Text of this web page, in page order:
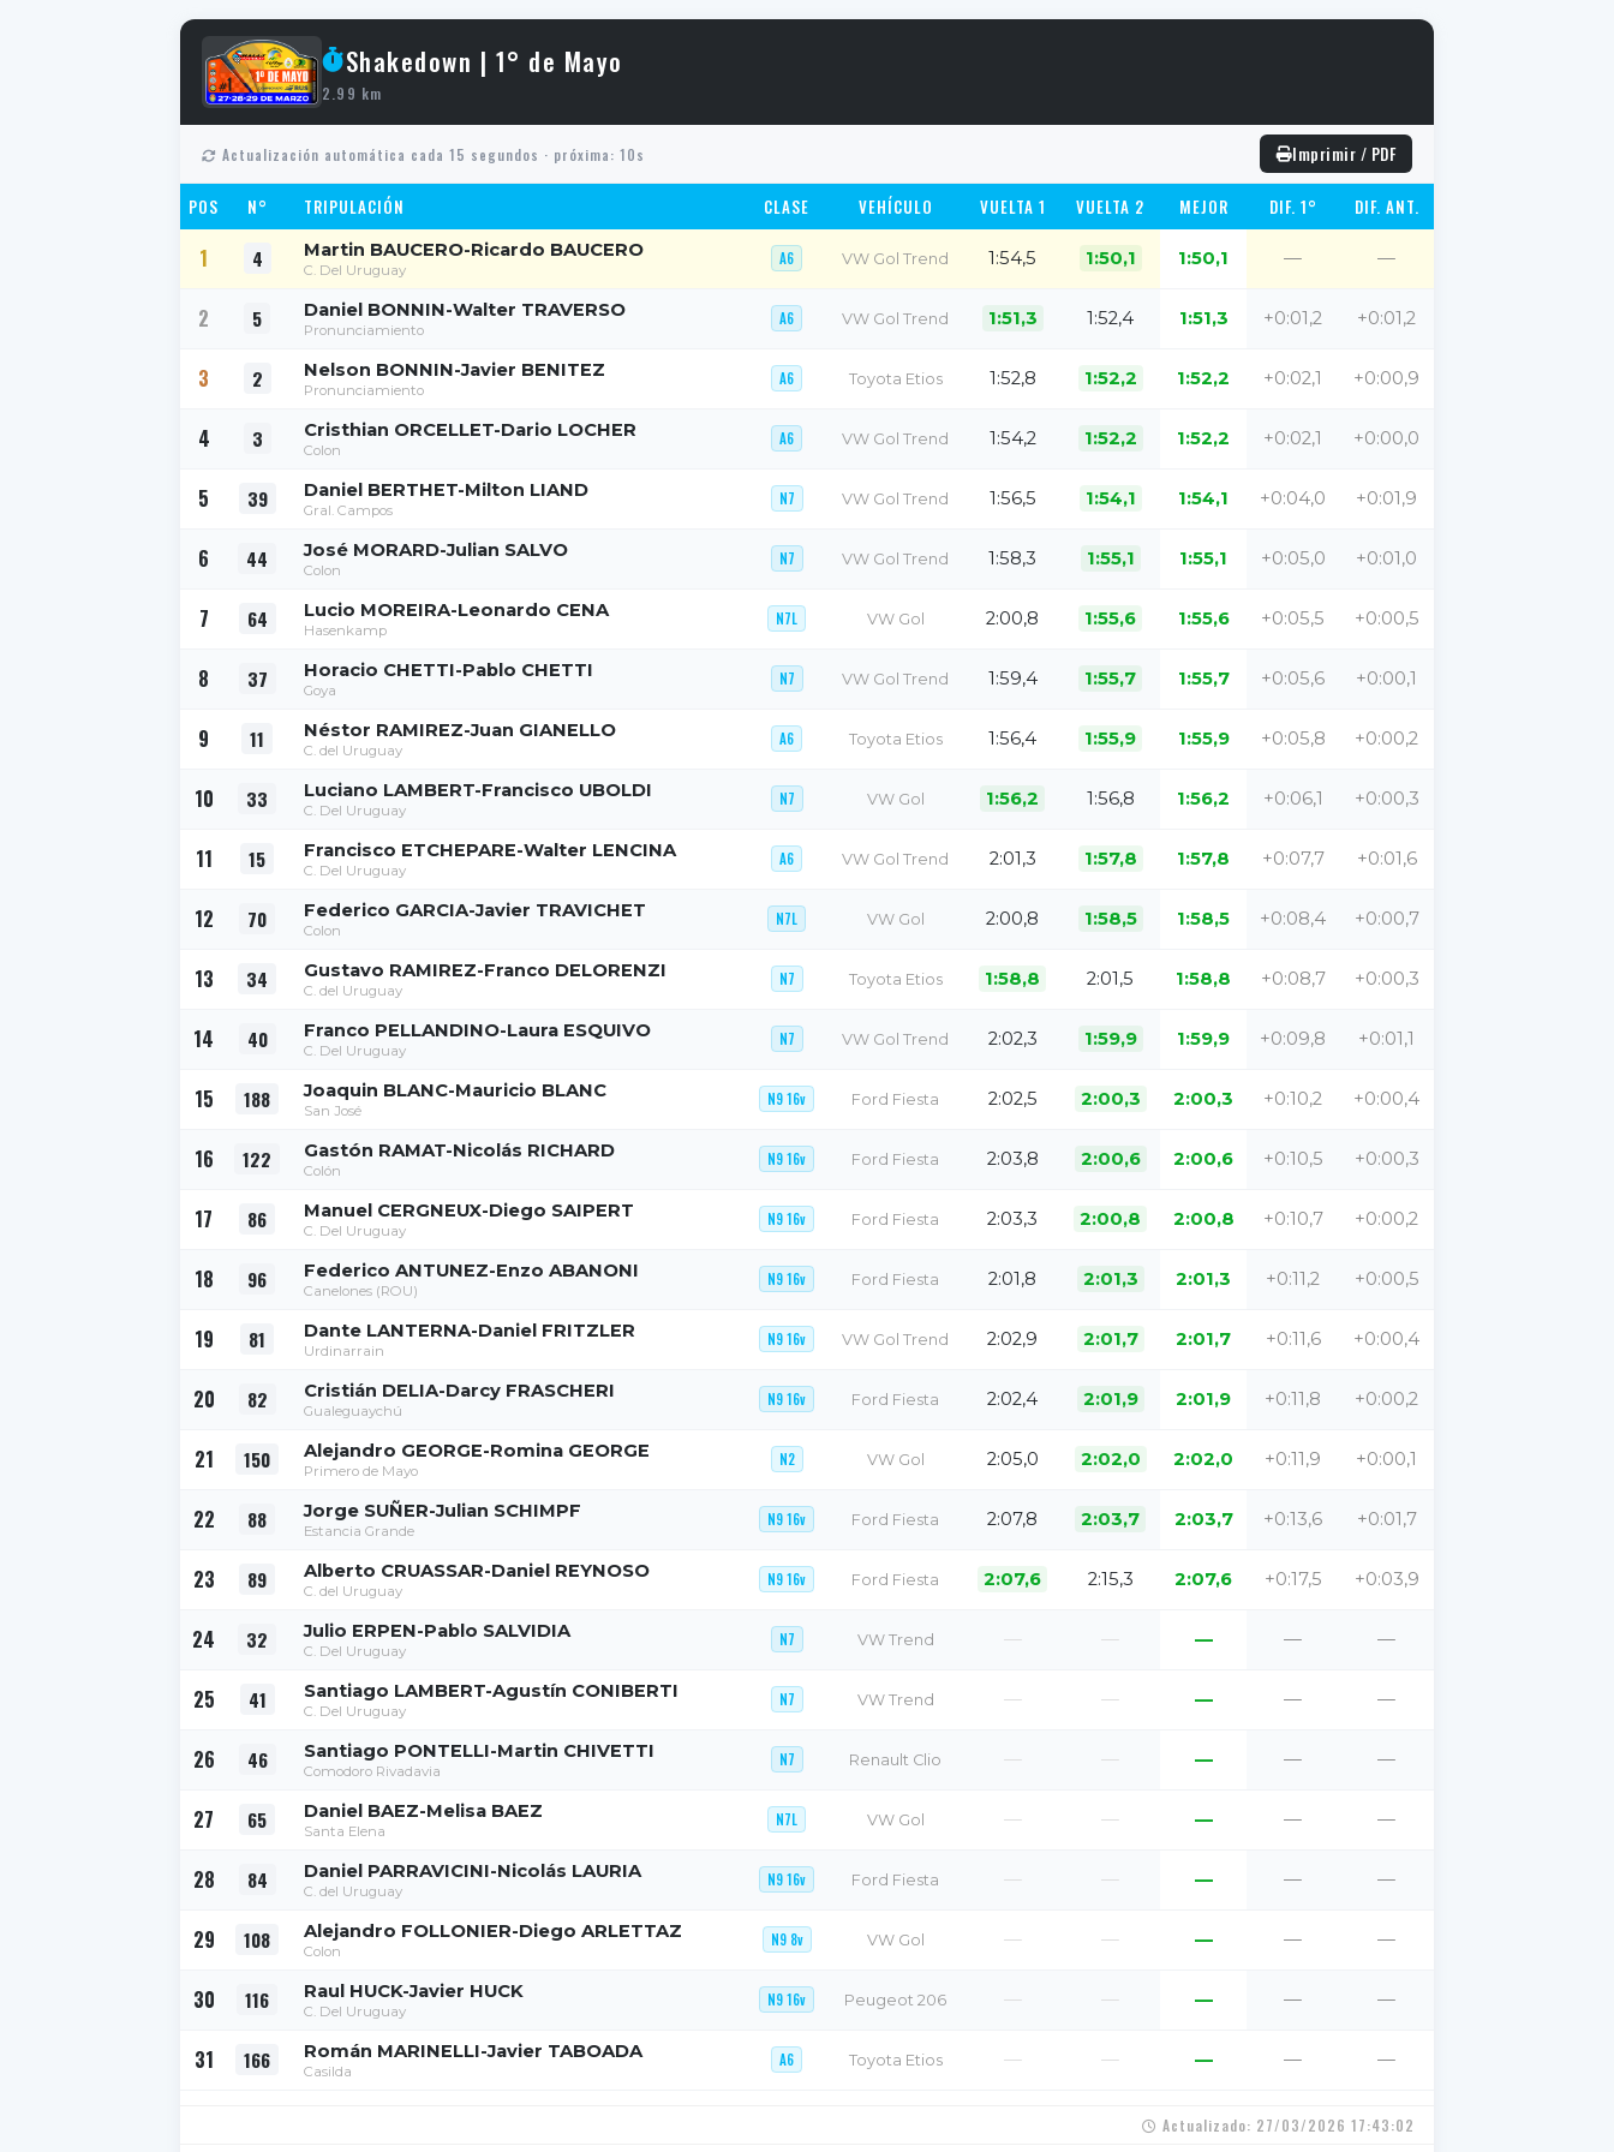
Shakedown | 1° de Mayo
2.99 km
Actualización automática cada 15 segundos · próxima: 9s Imprimir / PDF
POS N° TRIPULACIÓN CLASE VEHÍCULO VUELTA 1 VUELTA 2 MEJOR DIF. 1° DIF. ANT.
1 4 Martin BAUCERO-Ricardo BAUCERO
C. Del Uruguay
A6 VW Gol Trend 1:54,5 1:50,1 1:50,1 — —
2 5 Daniel BONNIN-Walter TRAVERSO
Pronunciamiento
A6 VW Gol Trend 1:51,3 1:52,4 1:51,3 +0:01,2 +0:01,2
3 2 Nelson BONNIN-Javier BENITEZ
Pronunciamiento
A6 Toyota Etios 1:52,8 1:52,2 1:52,2 +0:02,1 +0:00,9
4 3 Cristhian ORCELLET-Dario LOCHER
Colon
A6 VW Gol Trend 1:54,2 1:52,2 1:52,2 +0:02,1 +0:00,0
5 39 Daniel BERTHET-Milton LIAND
Gral. Campos
N7 VW Gol Trend 1:56,5 1:54,1 1:54,1 +0:04,0 +0:01,9
6 44 José MORARD-Julian SALVO
Colon
N7 VW Gol Trend 1:58,3 1:55,1 1:55,1 +0:05,0 +0:01,0
7 64 Lucio MOREIRA-Leonardo CENA
Hasenkamp
N7L VW Gol 2:00,8 1:55,6 1:55,6 +0:05,5 +0:00,5
8 37 Horacio CHETTI-Pablo CHETTI
Goya
N7 VW Gol Trend 1:59,4 1:55,7 1:55,7 +0:05,6 +0:00,1
9 11 Néstor RAMIREZ-Juan GIANELLO
C. del Uruguay
A6 Toyota Etios 1:56,4 1:55,9 1:55,9 +0:05,8 +0:00,2
10 33 Luciano LAMBERT-Francisco UBOLDI
C. Del Uruguay
N7 VW Gol 1:56,2 1:56,8 1:56,2 +0:06,1 +0:00,3
11 15 Francisco ETCHEPARE-Walter LENCINA
C. Del Uruguay
A6 VW Gol Trend 2:01,3 1:57,8 1:57,8 +0:07,7 +0:01,6
12 70 Federico GARCIA-Javier TRAVICHET
Colon
N7L VW Gol 2:00,8 1:58,5 1:58,5 +0:08,4 +0:00,7
13 34 Gustavo RAMIREZ-Franco DELORENZI
C. del Uruguay
N7 Toyota Etios 1:58,8 2:01,5 1:58,8 +0:08,7 +0:00,3
14 40 Franco PELLANDINO-Laura ESQUIVO
C. Del Uruguay
N7 VW Gol Trend 2:02,3 1:59,9 1:59,9 +0:09,8 +0:01,1
15 188 Joaquin BLANC-Mauricio BLANC
San José
N9 16v Ford Fiesta 2:02,5 2:00,3 2:00,3 +0:10,2 +0:00,4
16 122 Gastón RAMAT-Nicolás RICHARD
Colón
N9 16v Ford Fiesta 2:03,8 2:00,6 2:00,6 +0:10,5 +0:00,3
17 86 Manuel CERGNEUX-Diego SAIPERT
C. Del Uruguay
N9 16v Ford Fiesta 2:03,3 2:00,8 2:00,8 +0:10,7 +0:00,2
18 96 Federico ANTUNEZ-Enzo ABANONI
Canelones (ROU)
N9 16v Ford Fiesta 2:01,8 2:01,3 2:01,3 +0:11,2 +0:00,5
19 81 Dante LANTERNA-Daniel FRITZLER
Urdinarrain
N9 16v VW Gol Trend 2:02,9 2:01,7 2:01,7 +0:11,6 +0:00,4
20 82 Cristián DELIA-Darcy FRASCHERI
Gualeguaychú
N9 16v Ford Fiesta 2:02,4 2:01,9 2:01,9 +0:11,8 +0:00,2
21 150 Alejandro GEORGE-Romina GEORGE
Primero de Mayo
N2 VW Gol 2:05,0 2:02,0 2:02,0 +0:11,9 +0:00,1
22 88 Jorge SUÑER-Julian SCHIMPF
Estancia Grande
N9 16v Ford Fiesta 2:07,8 2:03,7 2:03,7 +0:13,6 +0:01,7
23 89 Alberto CRUASSAR-Daniel REYNOSO
C. del Uruguay
N9 16v Ford Fiesta 2:07,6 2:15,3 2:07,6 +0:17,5 +0:03,9
24 32 Julio ERPEN-Pablo SALVIDIA
C. Del Uruguay
N7 VW Trend — — — — —
25 41 Santiago LAMBERT-Agustín CONIBERTI
C. Del Uruguay
N7 VW Trend — — — — —
26 46 Santiago PONTELLI-Martin CHIVETTI
Comodoro Rivadavia
N7 Renault Clio — — — — —
27 65 Daniel BAEZ-Melisa BAEZ
Santa Elena
N7L VW Gol — — — — —
28 84 Daniel PARRAVICINI-Nicolás LAURIA
C. del Uruguay
N9 16v Ford Fiesta — — — — —
29 108 Alejandro FOLLONIER-Diego ARLETTAZ
Colon
N9 8v VW Gol — — — — —
30 116 Raul HUCK-Javier HUCK
C. Del Uruguay
N9 16v Peugeot 206 — — — — —
31 166 Román MARINELLI-Javier TABOADA
Casilda
A6 Toyota Etios — — — — —
Actualizado: 27/03/2026 17:43:02